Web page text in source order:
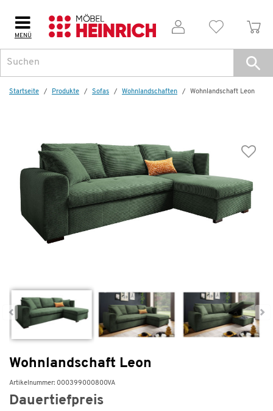
MENÜ
Startseite Produkte Sofas Wohnlandschaften Wohnlandschaft Leon
Wohnlandschaft Leon
Artikelnummer: 000399000800VA
Dauertiefpreis
Weitere Artikel aus der Serie
Wenige verfügbar
Wohnlandschaft
Leon